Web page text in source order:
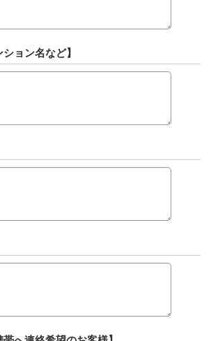
ョン名など】